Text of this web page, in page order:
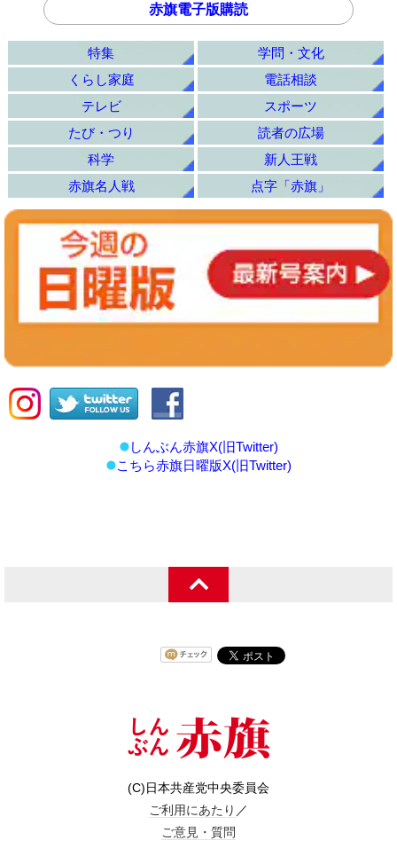
赤旗電子版購読
特集
学問・文化
くらし家庭
電話相談
テレビ
スポーツ
たび・つり
読者の広場
科学
新人王戦
赤旗名人戦
点字「赤旗」
しんぶん赤旗X(旧Twitter)
こちら赤旗日曜版X(旧Twitter)
(C)日本共産党中央委員会
ご利用にあたり ／
ご意見・質問